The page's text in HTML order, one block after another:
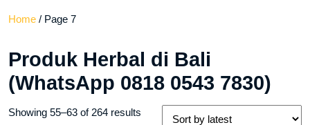
Home / Page 7
Produk Herbal di Bali
(WhatsApp 0818 0543 7830)
Showing 55–63 of 264 results